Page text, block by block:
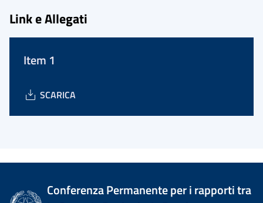
Link e Allegati
Item 1
SCARICA
Conferenza Permanente per i rapporti tra